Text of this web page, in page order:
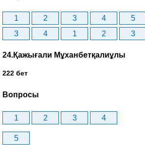
1 2 3 4 5
3
4 1 2 3
24.Қажығали Мұханбетқалиұлы
222 бет
Вопросы
1 2 3 4
5